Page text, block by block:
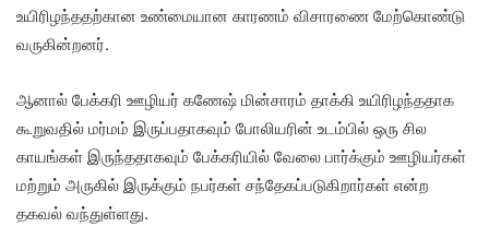
உயிரிழந்ததற்கான உண்மையான காரணம் விசாரணை மேற்கொண்டு
வருகின்றனர்.
ஆனால் பேக்கரி ஊழியர் கணேஷ் மின்சாரம் தாக்கி உயிரிழந்ததாக
கூறுவதில் மர்மம் இருப்பதாகவும் போலியரின் உடம்பில் ஒரு சில
காயங்கள் இருந்ததாகவும் பேக்கரியில் வேலை பார்க்கும் ஊழியர்கள்
மற்றும் அருகில் இருக்கும் நபர்கள் சந்தேகப்படுகிறார்கள் என்ற
தகவல் வந்துள்ளது.